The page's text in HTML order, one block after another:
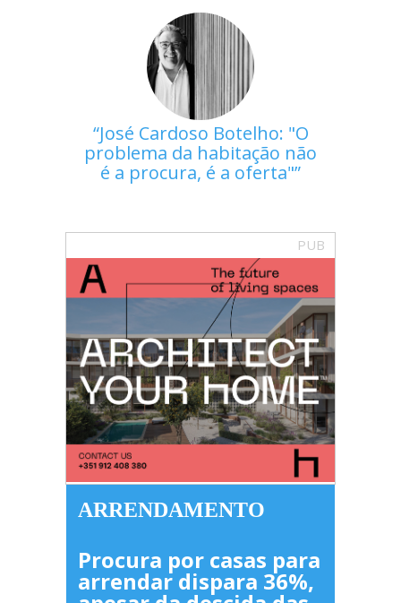
José Cardoso Botelho: "O
problema da habitação não
é a procura, é a oferta"
PUB
ARRENDAMENTO
Procura por casas para
arrendar dispara 36%,